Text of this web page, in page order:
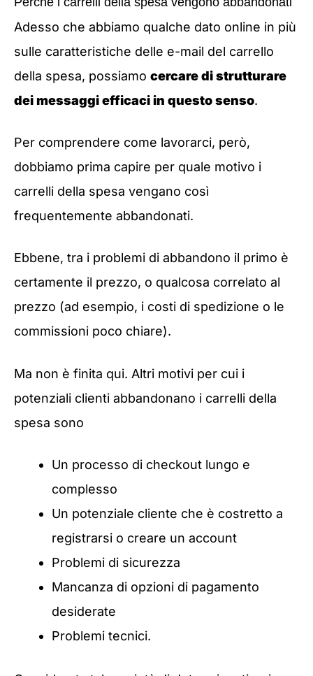
Adesso che abbiamo qualche dato online in più
sulle caratteristiche delle e-mail del carrello
della spesa, possiamo cercare di strutturare
dei messaggi efficaci in questo senso.
Per comprendere come lavorarci, però,
dobbiamo prima capire per quale motivo i
carrelli della spesa vengano così
frequentemente abbandonati.
Ebbene, tra i problemi di abbandono il primo è
certamente il prezzo, o qualcosa correlato al
prezzo (ad esempio, i costi di spedizione o le
commissioni poco chiare).
Ma non è finita qui. Altri motivi per cui i
potenziali clienti abbandonano i carrelli della
spesa sono
Un processo di checkout lungo e
complesso
Un potenziale cliente che è costretto a
registrarsi o creare un account
Problemi di sicurezza
Mancanza di opzioni di pagamento
desiderate
Problemi tecnici.